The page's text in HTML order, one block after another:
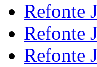
Refonte
Refonte
Refonte